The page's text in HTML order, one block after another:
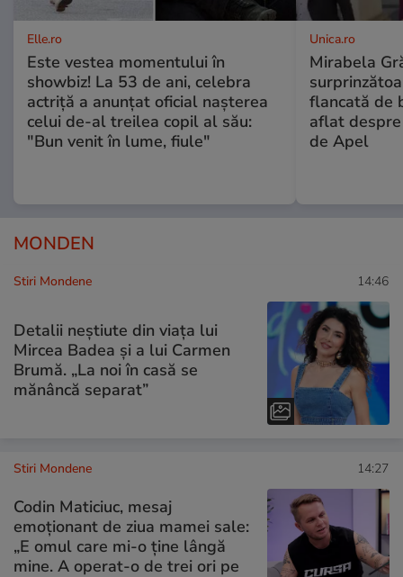
Elle.ro
Este vestea momentului în
showbiz! La 53 de ani, celebra
actriță a anunțat oficial nașterea
celui de-al treilea copil al său:
"Bun venit în lume, fiule"
Unica.ro
Mirabela
flancată de
aflat
de Apel
MONDEN
Stiri Mondene 14:46
Detalii neștiute din viața lui
Mircea Badea și a lui Carmen
Brumă. „La noi în casă se
mănâncă separat”
Stiri Mondene 14:27
Codin Maticiuc, mesaj
emoționant de ziua mamei sale:
„E omul care mi-o ține lângă
mine. A operat-o de trei ori pe